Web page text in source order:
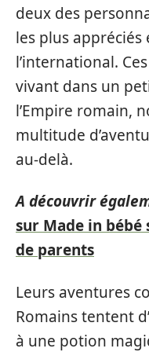
deux des
les plus appréciés
l’international.
vivant dans un
l’Empire romain,
multitude
au-delà.
A découvrir
sur Made in bébé
de parents
Leurs aventures
Romains tentent
à une potion